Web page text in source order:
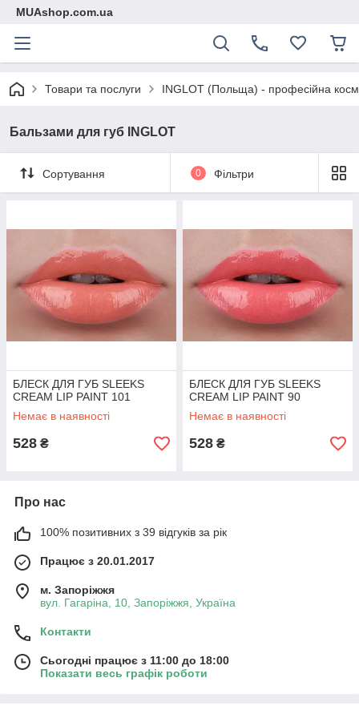
MUAshop.com.ua
Товари та послуги INGLOT (Польща) - професійна
Бальзами для губ INGLOT
Сортування 0 Фільтри
БЛЕСК ДЛЯ ГУБ SLEEKS
CREAM LIP PAINT 101
Немає в наявності
528 ₴
БЛЕСК ДЛЯ ГУБ SLEEKS
CREAM LIP PAINT 90
Немає в наявності
528 ₴
Про нас
100% позитивних з 39 відгуків за рік
Працює з 20.01.2017
м. Запоріжжя
вул. Гагаріна, 10, Запоріжжя, Україна
Контакти
Сьогодні працює з 11:00 до 18:00
Показати весь графік роботи